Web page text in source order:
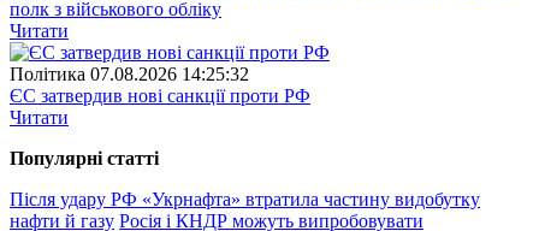
полк з військового обліку
Читати
Полiтика 07.08.2026 14:25:32
ЄС затвердив нові санкції проти РФ
Читати
Популярнi статтi
Після удару РФ «Укрнафта» втратила частину видобутку
нафти й газу Росія і КНДР можуть випробовувати